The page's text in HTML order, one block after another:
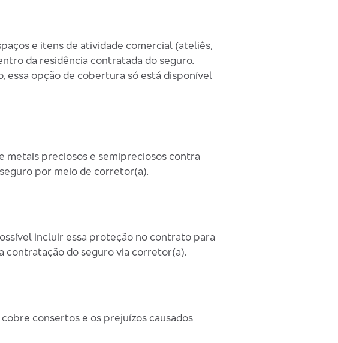
e itens de atividade comercial (ateliês,
da residência contratada do seguro.
essa opção de cobertura só está disponível
metais preciosos e semipreciosos contra
por meio de corretor(a).
incluir essa proteção no contrato para
contratação do seguro via corretor(a).
consertos e os prejuízos causados